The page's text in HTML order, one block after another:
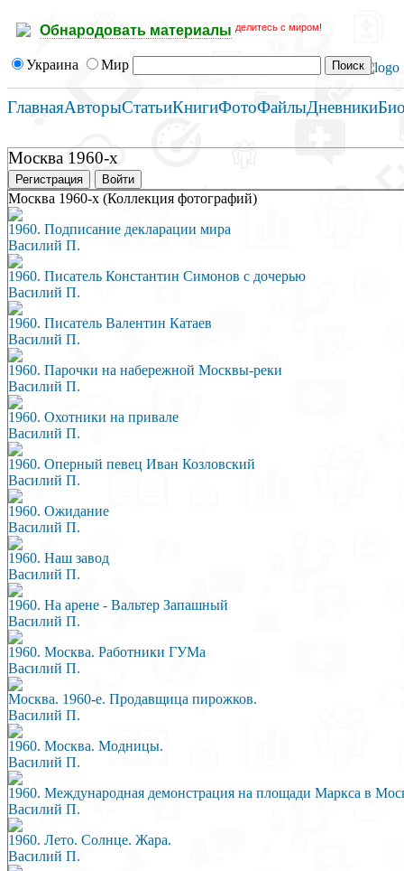
Обнародовать материалы делитесь с миром!
Украина Мир
ГлавнаяАвторыСтатьиКнигиФотоФайлыДневники
Москва 1960-х
Регистрация Войти
Москва 1960-х (Коллекция фотографий)
1960. Подписание декларации мира
Василий П.
1960. Писатель Константин Симонов с дочерью
Василий П.
1960. Писатель Валентин Катаев
Василий П.
1960. Парочки на набережной Москвы-реки
Василий П.
1960. Охотники на привале
Василий П.
1960. Оперный певец Иван Козловский
Василий П.
1960. Ожидание
Василий П.
1960. Наш завод
Василий П.
1960. На арене - Вальтер Запашный
Василий П.
1960. Москва. Работники ГУМа
Василий П.
Москва. 1960-е. Продавщица пирожков.
Василий П.
1960. Москва. Модницы.
Василий П.
1960. Международная демонстрация на площади Маркса в
Василий П.
1960. Лето. Солнце. Жара.
Василий П.